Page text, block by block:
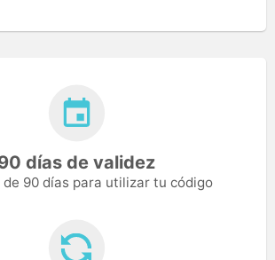
días de validez
de 90 días para utilizar tu código